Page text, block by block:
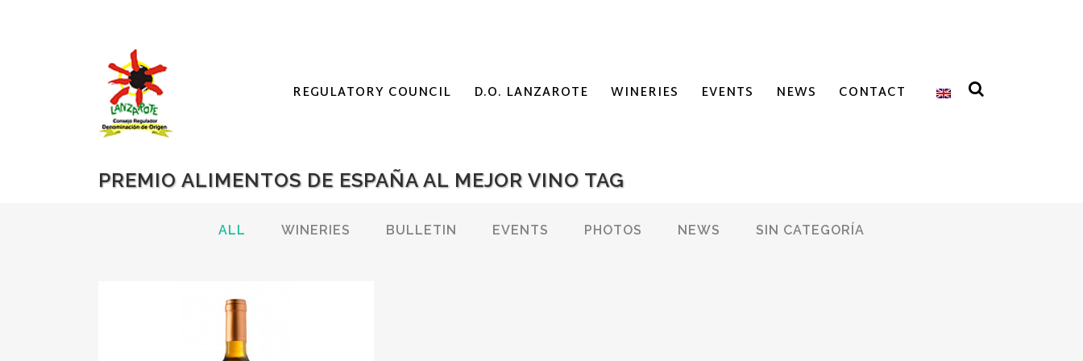
REGULATORY COUNCIL D.O. LANZAROTE WINERIES EVENTS NEWS CONTACT
PREMIO ALIMENTOS DE ESPAÑA AL MEJOR VINO TAG
ALL WINERIES BULLETIN EVENTS PHOTOS NEWS SIN CATEGORÍA